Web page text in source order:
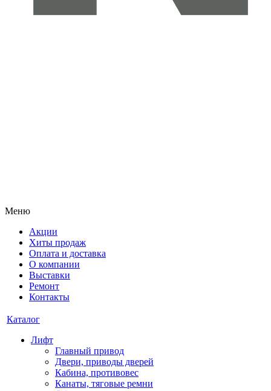
Меню
Акции
Хиты продаж
Оплата и доставка
О компании
Выставки
Ремонт
Контакты
Каталог
Лифт
Главный привод
Двери, приводы дверей
Кабина, противовес
Канаты, тяговые ремни